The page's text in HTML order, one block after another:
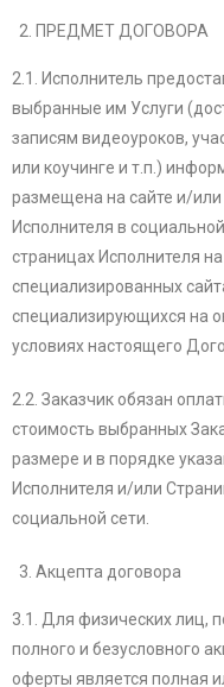
ПРЕДМЕТ ДОГОВОРА
2.1. Исполнитель
выбранные им Услуги
записям видеоуроков,
или коучинге и т.п.)
размещена на сайте и/или
Исполнителя в
страницах Исполнителя на
специализированных
специализирующихся на
условиях настоящего
2.2. Заказчик обязан
стоимость выбранных
размере и в порядке
Исполнителя и/или
социальной сети.
Акцепта договора
3.1. Для физических лиц,
полного и безусловного
оферты является полная